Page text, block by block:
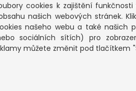
Výkup papíru - základní informace
Výkup elektromotorů - základní
cookies k zajištění
našich webových stránek.
našeho webu a také našich
sociálních sítích) pro
můžete změnit pod tlačítkem